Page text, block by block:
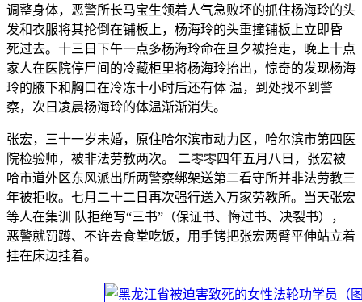
调整身体，恶警所长马宝生领着人气急败坏的抓住杨海玲的头
发和衣服将其抡倒在铺板上，杨海玲的头重撞铺板上立即昏
死过去。十三日下午一点多杨海玲命在旦夕被抬走，晚上十点
家人在医院停尸间的冷藏柜里将杨海玲抬出，惊奇的发现杨海
玲的腋下和胸口在冷冻十小时后还有体 温，到处找不到警
察，次日凌晨杨海玲的体温渐渐消失。
张宏，三十一岁未婚，原住哈尔滨市动力区，哈尔滨市第四医
院检验师，被非法劳教两次。 二零零四年五月八日，张宏被
哈市道外区东风派出所两警察绑架送第二看守所并非法劳教三
年被拒收。七月二十二日再次强行送入万家劳教所。当天张宏
等人在集训 队拒绝写“三书”（保证书、悔过书、决裂书），
恶警就罚蹲、不许去食堂吃饭，用手铐把张宏两臂平伸站立着
挂在床边挂着。